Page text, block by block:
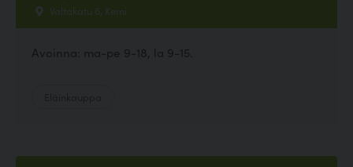
Valtakatu 6, Kemi
Avoinna: ma-pe 9-18, la 9-15.